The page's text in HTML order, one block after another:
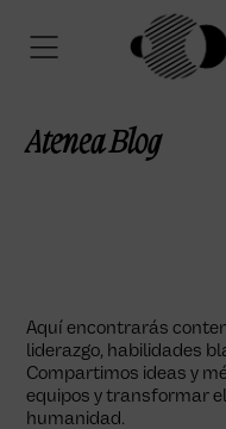
Atenea Blog
Aquí encontrarás
liderazgo, habilidades
Compartimos ideas y
equipos y transformar
humanidad.